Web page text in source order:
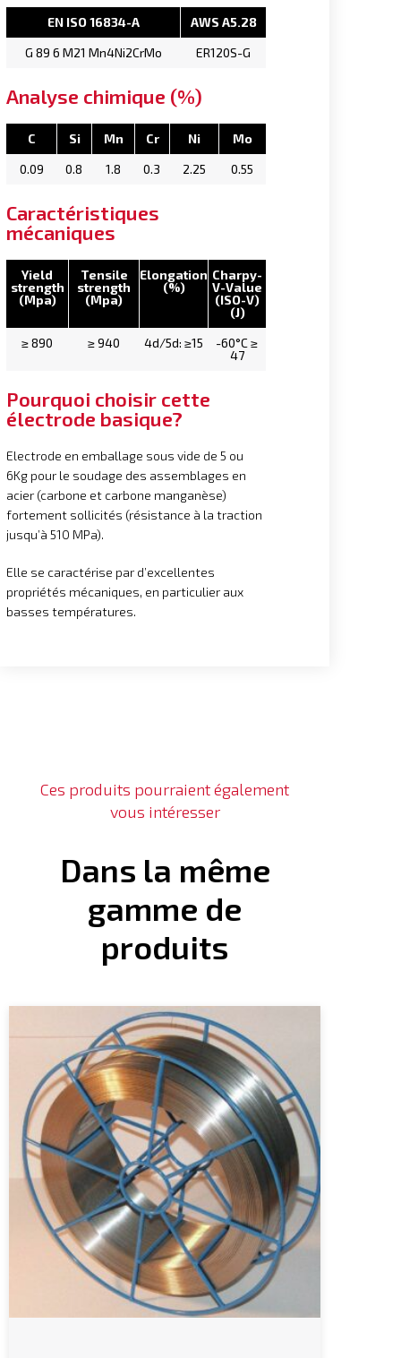
EN ISO 16834-A
AWS A5.28
G 89 6 M21 Mn4Ni2CrMo
ER120S-G
Analyse chimique (%)
C Si Mn Cr Ni
Mo
0.09
0.8 1.8 0.3 2.25 0.55
Caractéristiques
mécaniques
Yield
strength
(Mpa)
Tensile
strength
(Mpa)
Elongation
(%)
Charpy-
V-Value
(ISO-V)
(J)
≥ 890
≥ 940 4d/5d: ≥15
-60°C ≥
47
Pourquoi choisir cette
électrode basique?
Electrode en emballage sous vide de 5 ou
6Kg pour le soudage des assemblages en
acier (carbone et carbone manganèse)
fortement sollicités (résistance à la traction
jusqu’à 510 MPa).
Elle se caractérise par d’excellentes
propriétés mécaniques, en particulier aux
basses températures.
Ces produits pourraient également
vous intéresser
Dans la même
gamme de
produits